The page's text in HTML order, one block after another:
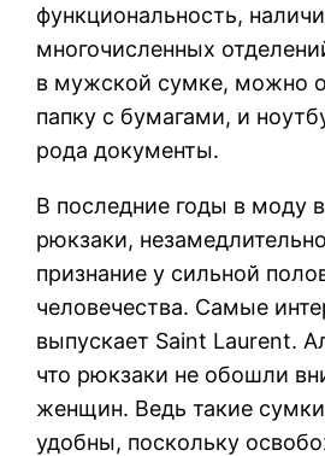
функциональность,
многочисленных
в мужской сумке, можно
папку с бумагами, и
рода документы.
В последние годы в моду
рюкзаки,
признание у сильной
человечества. Самые
выпускает Saint Laurent.
что рюкзаки не обошли
женщин. Ведь такие
удобны, поскольку